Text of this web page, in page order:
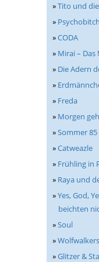
»Tito und
» Psychobitch
»CODA
» Mirai –
» Die Adern
»
» Freda
» Morgen
»Sommer 85
»Catweazle
» Frühling in
» Raya und
»Yes, God,
beichten
»Soul
»Wolfwalkers
»Glitzer &